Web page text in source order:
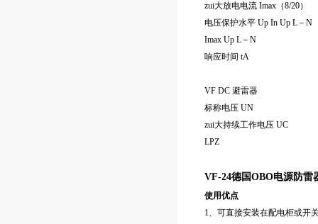
zui大放电电流 Imax（8/20）
电压保护水平 Up In Up L－N
Imax Up L－N
响应时间 tA
VF DC 避雷器
标称电压 UN
zui大持续工作电压 UC
LPZ
VF-24德国OBO电源防雷
使用优点
1、可直接安装在配电柜或开